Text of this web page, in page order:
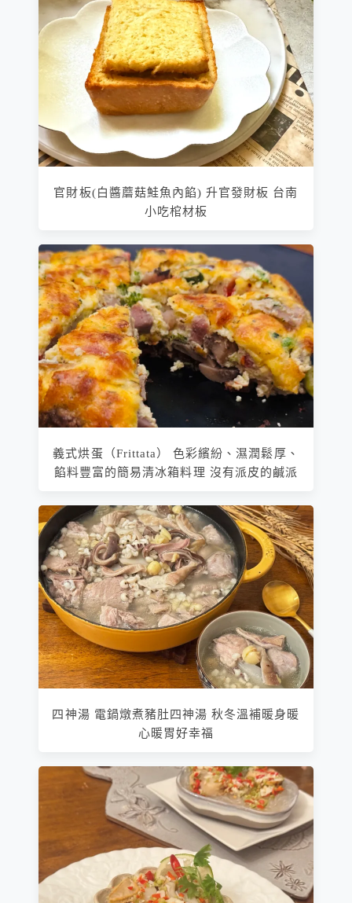
官財板(白醬蘑菇鮭魚內餡) 升官發財板 台南
小吃棺材板
義式烘蛋（Frittata） 色彩繽紛、濕潤鬆厚、
餡料豐富的簡易清冰箱料理 沒有派皮的鹹派
四神湯 電鍋燉煮豬肚四神湯 秋冬溫補暖身暖
心暖胃好幸福